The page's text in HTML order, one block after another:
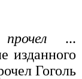
...
изданного
Гоголь